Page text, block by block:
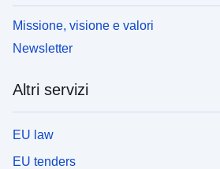
Missione, visione e valori
Newsletter
Altri servizi
EU law
EU tenders